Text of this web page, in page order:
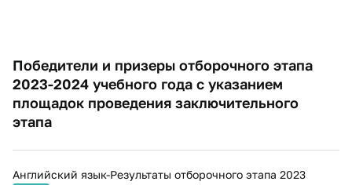
​Победители и призеры отборочного этапа
2023-2024 учебного года с указанием
площадок проведения заключительного
этапа​​​​
Английский язык-Результаты отборочного этапа 2023